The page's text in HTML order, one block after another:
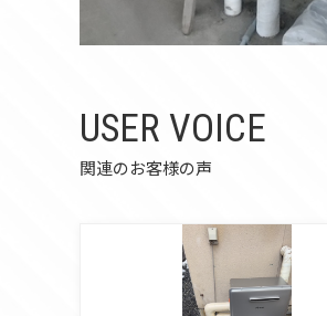
USER VOICE
関連のお客様の声